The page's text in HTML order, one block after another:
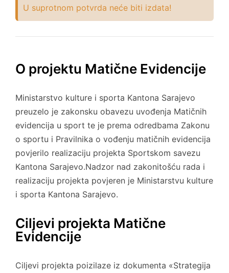
U suprotnom potvrda neće biti izdata!
O projektu Matične Evidencije
Ministarstvo kulture i sporta Kantona Sarajevo
preuzelo je zakonsku obavezu uvođenja Matičnih
evidencija u sport te je prema odredbama Zakonu
o sportu i Pravilnika o vođenju matičnih evidencija
povjerilo realizaciju projekta Sportskom savezu
Kantona Sarajevo.Nadzor nad zakonitošću rada i
realizaciju projekta povjeren je Ministarstvu kulture
i sporta Kantona Sarajevo.
Ciljevi projekta Matične
Evidencije
Ciljevi projekta poizilaze iz dokumenta «Strategija